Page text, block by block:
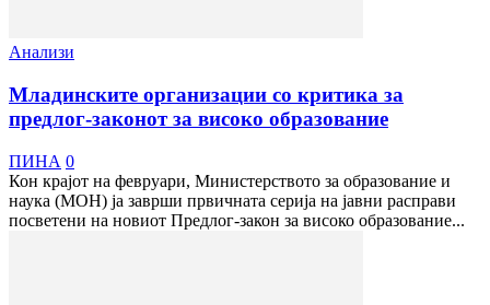
Анализи
Младинските организации со критика за
предлог-законот за високо образование
ПИНА 0
Кон крајот на февруари, Министерството за образование и
наука (МОН) ја заврши првичната серија на јавни расправи
посветени на новиот Предлог-закон за високо образование...